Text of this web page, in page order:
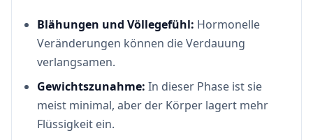
Blähungen und Völlegefühl: Hormonelle
Veränderungen können die Verdauung
verlangsamen.
Gewichtszunahme: In dieser Phase ist sie
meist minimal, aber der Körper lagert mehr
Flüssigkeit ein.